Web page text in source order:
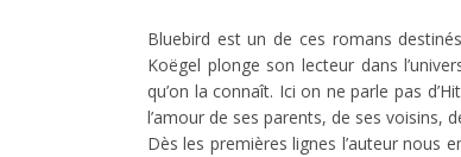
Bluebird est un de ces romans
Koëgel plonge son lecteur dans
qu’on la connaît. Ici on ne parle pas
l’amour de ses parents, de ses voisins,
Dès les premières lignes l’auteur nous